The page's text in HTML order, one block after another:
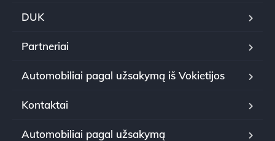
DUK
Partneriai
Automobiliai pagal užsakymą iš Vokietijos
Kontaktai
Automobiliai pagal užsakymą